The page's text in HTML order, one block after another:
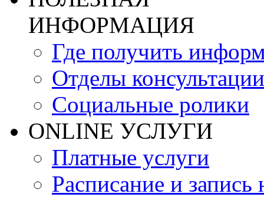
ИНФОРМАЦИЯ
Где получить
Отделы консультации
Социальные ролики
ONLINE УСЛУГИ
Платные услуги
Расписание и запись